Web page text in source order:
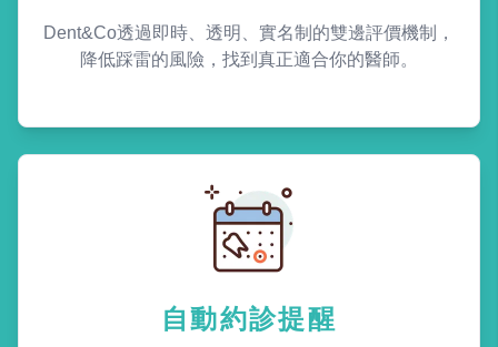
Dent&Co透過即時、透明、實名制的雙邊評價機制，
降低踩雷的風險，找到真正適合你的醫師。
自動約診提醒